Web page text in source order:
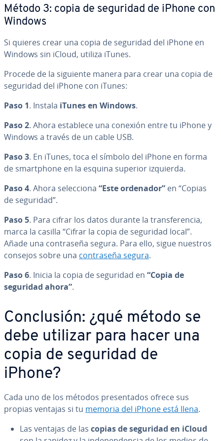
Método 3: copia de seguridad de iPhone con
Windows
Si quieres crear una copia de seguridad del iPhone en
Windows sin iCloud, utiliza iTunes.
Procede de la siguiente manera para crear una copia de
seguridad del iPhone con iTunes:
Paso 1. Instala iTunes en Windows.
Paso 2. Ahora establece una conexión entre tu iPhone y
Windows a través de un cable USB.
Paso 3. En iTunes, toca el símbolo del iPhone en forma
de sma­r­t­pho­ne en la esquina superior izquierda.
Paso 4. Ahora se­le­c­cio­na “Este ordenador” en “Copias
de seguridad”.
Paso 5. Para cifrar los datos durante la tra­n­s­fe­re­n­cia,
marca la casilla “Cifrar la copia de seguridad local”.
Añade una co­n­tra­se­ña segura. Para ello, sigue nuestros
consejos sobre una co­n­tra­se­ña segura.
Paso 6. Inicia la copia de seguridad en “Copia de
seguridad ahora”.
Co­n­clu­sión: ¿qué método se
debe utilizar para hacer una
copia de seguridad de
iPhone?
Cada uno de los métodos pre­se­n­ta­dos ofrece sus
propias ventajas si tu memoria del iPhone está llena.
Las ventajas de las copias de seguridad en iCloud